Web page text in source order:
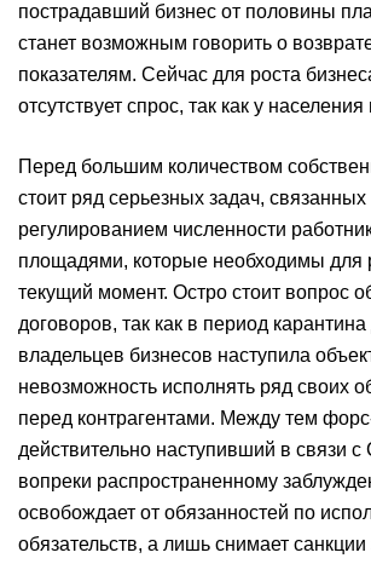
пострадавший бизнес от половины
станет возможным говорить о
показателям. Сейчас для роста
отсутствует спрос, так как у населения
Перед большим количеством
стоит ряд серьезных задач, связанных
регулированием численности
площадями, которые необходимы для
текущий момент. Остро стоит вопрос
договоров, так как в период
владельцев бизнесов наступила
невозможность исполнять ряд своих
перед контрагентами. Между тем
действительно наступивший в связи с
вопреки распространенному
освобождает от обязанностей по
обязательств, а лишь снимает санкции